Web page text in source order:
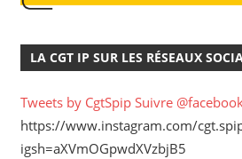
LA CGT IP SUR LES RÉSEAUX
Tweets by CgtSpip Suivre
https://www.instagram.com/
igsh=aXVmOGpwdXVzbjB5